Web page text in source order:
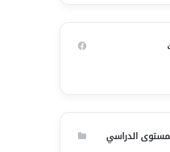
الدراسي